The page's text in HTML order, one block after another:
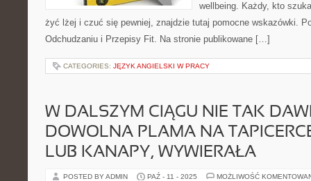
wellbeing. Każdy, kto
żyć lżej i czuć się pewniej, znajdzie tutaj pomocne wskazówki.
Odchudzaniu i Przepisy Fit. Na stronie publikowane […]
CATEGORIES: JĘZYK ANGIELSKI W PRACY
W DALSZYM CIĄGU NIE TAK
DOWOLNA PLAMA NA
LUB KANAPY, WYWIERAŁA
POSTED BY ADMIN PAŹ - 11 - 2025 MOŻLIWOŚĆ